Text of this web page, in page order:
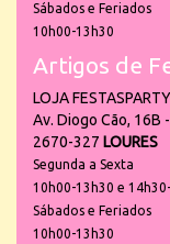
Sábados e Feriados
10h00-13h30
Artigos de
LOJA FESTASPARTY
Av. Diogo Cão, 16B
2670-327 LOURES
Segunda a Sexta
10h00-13h30 e
Sábados e Feriados
10h00-13h30